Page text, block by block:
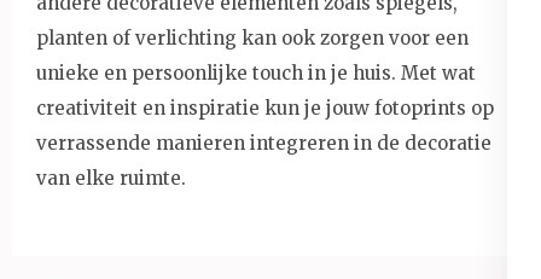
planten of verlichting kan ook zorgen voor een
unieke en persoonlijke touch in je huis. Met wat
creativiteit en inspiratie kun je jouw fotoprints op
verrassende manieren integreren in de decoratie
van elke ruimte.